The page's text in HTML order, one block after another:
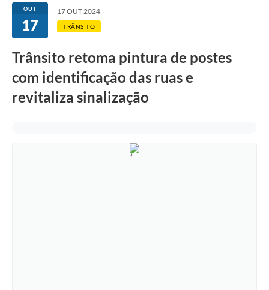
OUT
17
17 OUT 2024
TRÂNSITO
Trânsito retoma pintura de postes
com identificação das ruas e
revitaliza sinalização